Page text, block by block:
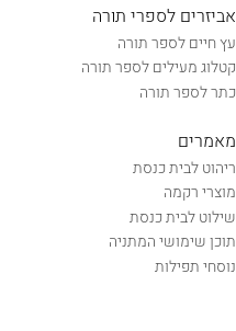
אביזרים לספרי תורה
עץ חיים לספר תורה
קטלוג מעילים לספר תורה
כתר לספר תורה
מאמרים
ריהוט לבית כנסת
מוצרי רקמה
שילוט לבית כנסת
תוכן שימושי המתניה
נוסחי תפילות